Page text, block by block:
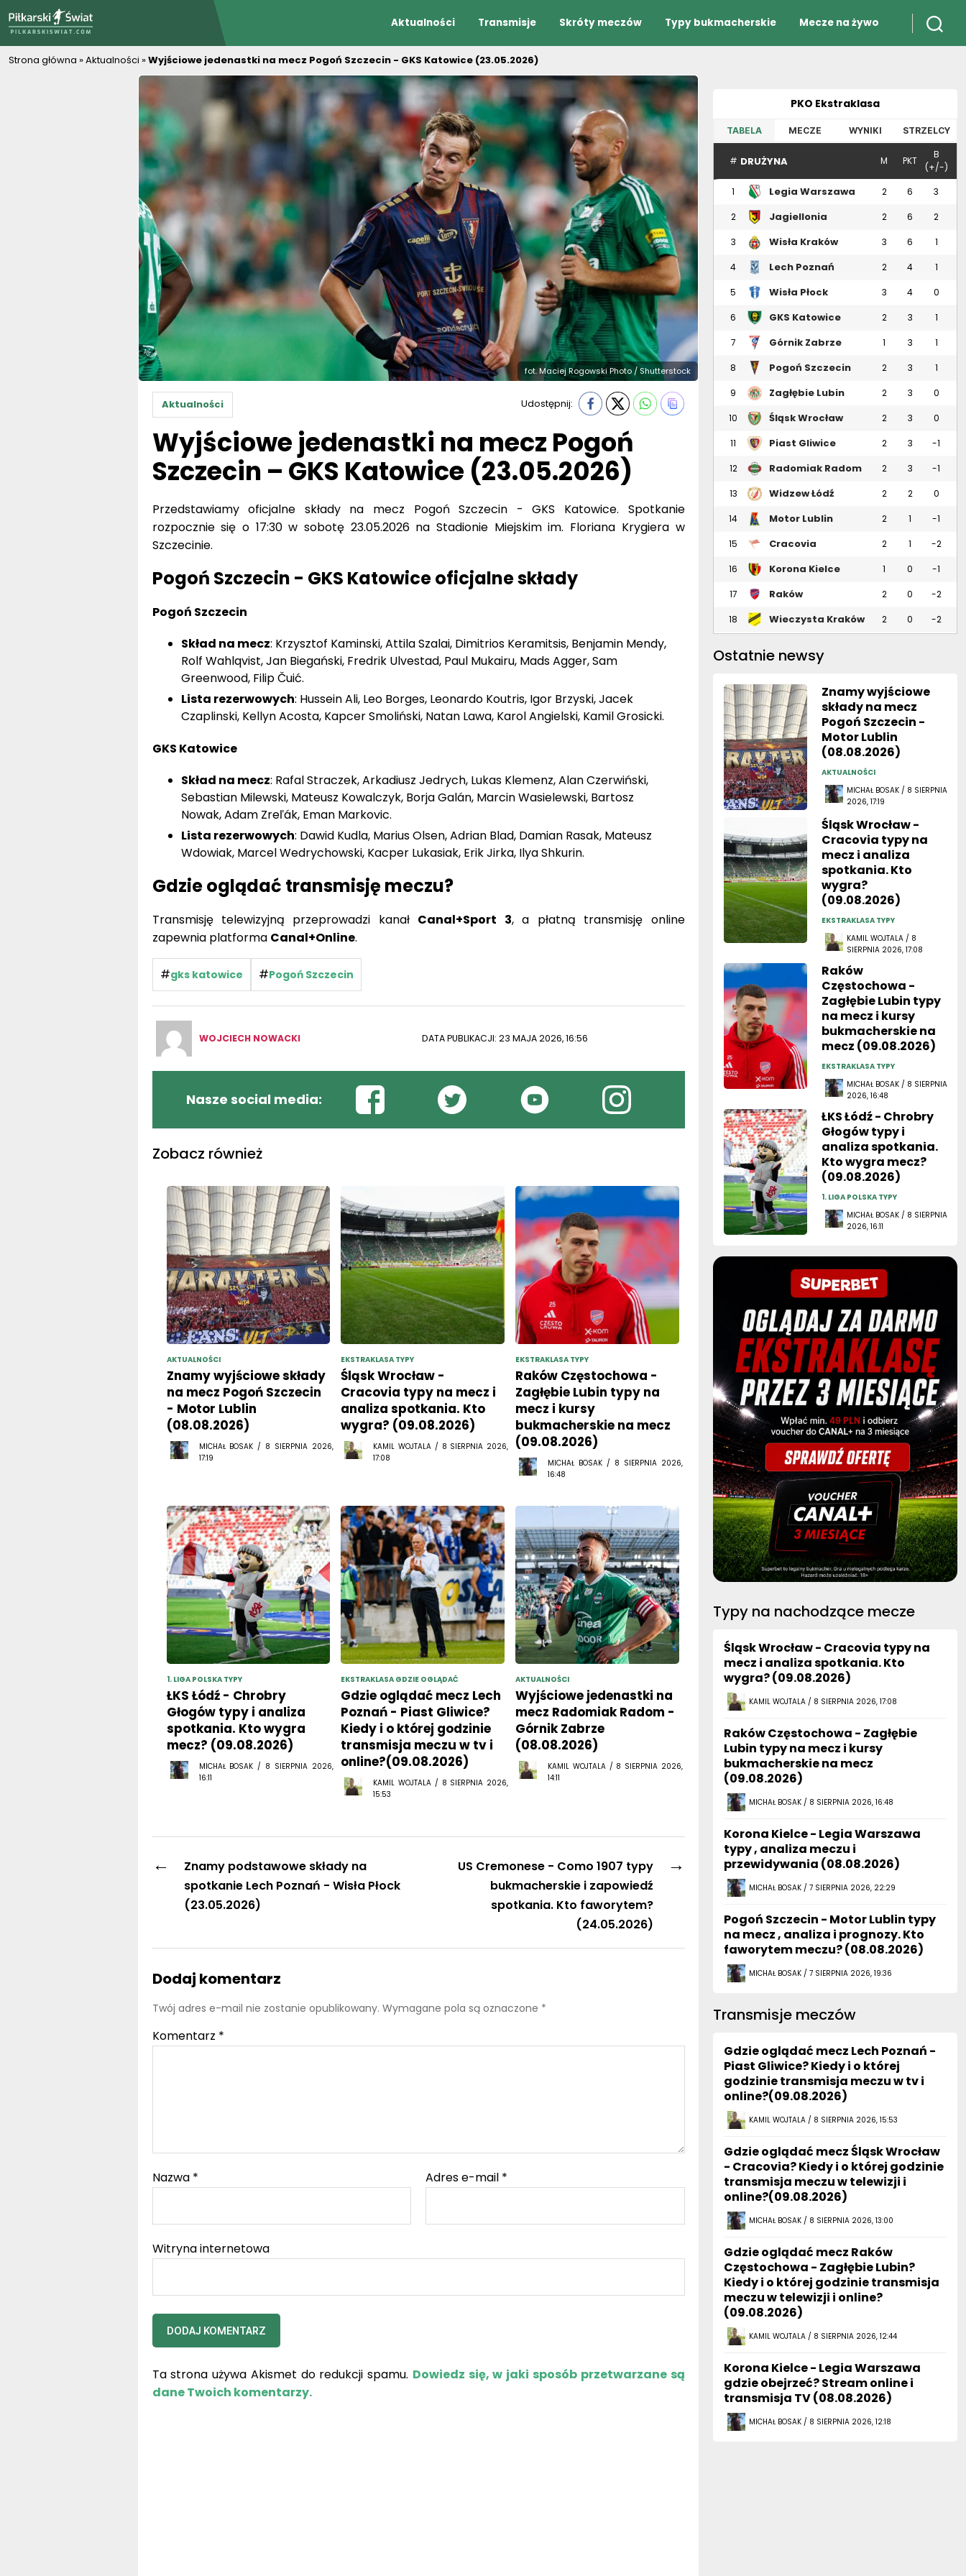
Aktualności Transmisje Skróty meczów Typy bukmacherskie Mecze na żywo
Strona główna »Aktualności »Wyjściowe jedenastki na mecz Pogoń Szczecin - GKS Katowice (23.05.2026)
fot. Maciej Rogowski Photo / Shutterstock
Aktualności Udostępnij:
Wyjściowe jedenastki na mecz Pogoń
Szczecin – GKS Katowice (23.05.2026)
Przedstawiamy oficjalne składy na mecz Pogoń Szczecin - GKS Katowice. Spotkanie
rozpocznie się o 17:30 w sobotę 23.05.2026 na Stadionie Miejskim im. Floriana Krygiera w
Szczecinie.
Pogoń Szczecin - GKS Katowice oficjalne składy
Pogoń Szczecin
Skład na mecz: Krzysztof Kaminski, Attila Szalai, Dimitrios Keramitsis, Benjamin Mendy,
Rolf Wahlqvist, Jan Biegański, Fredrik Ulvestad, Paul Mukairu, Mads Agger, Sam
Greenwood, Filip Čuić.
Lista rezerwowych: Hussein Ali, Leo Borges, Leonardo Koutris, Igor Brzyski, Jacek
Czaplinski, Kellyn Acosta, Kapcer Smoliński, Natan Lawa, Karol Angielski, Kamil Grosicki.
GKS Katowice
Skład na mecz: Rafal Straczek, Arkadiusz Jedrych, Lukas Klemenz, Alan Czerwiński,
Sebastian Milewski, Mateusz Kowalczyk, Borja Galán, Marcin Wasielewski, Bartosz
Nowak, Adam Zreľák, Eman Markovic.
Lista rezerwowych: Dawid Kudla, Marius Olsen, Adrian Blad, Damian Rasak, Mateusz
Wdowiak, Marcel Wedrychowski, Kacper Lukasiak, Erik Jirka, Ilya Shkurin.
Gdzie oglądać transmisję meczu?
Transmisję telewizyjną przeprowadzi kanał Canal+Sport 3, a płatną transmisję online
zapewnia platforma Canal+Online.
#gks katowice #Pogoń Szczecin
WOJCIECH NOWACKI DATA PUBLIKACJI: 23 MAJA 2026, 16:56
Nasze social media:
Zobacz również
AKTUALNOŚCI
Znamy wyjściowe składy
na mecz Pogoń Szczecin
- Motor Lublin
(08.08.2026)
MICHAŁ BOSAK / 8 SIERPNIA 2026,
17:19
EKSTRAKLASA TYPY
Śląsk Wrocław -
Cracovia typy na mecz i
analiza spotkania. Kto
wygra? (09.08.2026)
KAMIL WOJTALA / 8 SIERPNIA 2026,
17:08
EKSTRAKLASA TYPY
Raków Częstochowa -
Zagłębie Lubin typy na
mecz i kursy
bukmacherskie na mecz
(09.08.2026)
MICHAŁ BOSAK / 8 SIERPNIA 2026,
16:48
1. LIGA POLSKA TYPY
ŁKS Łódź - Chrobry
Głogów typy i analiza
spotkania. Kto wygra
mecz? (09.08.2026)
MICHAŁ BOSAK / 8 SIERPNIA 2026,
16:11
EKSTRAKLASA GDZIE OGLĄDAĆ
Gdzie oglądać mecz Lech
Poznań - Piast Gliwice?
Kiedy i o której godzinie
transmisja meczu w tv i
online?(09.08.2026)
KAMIL WOJTALA / 8 SIERPNIA 2026,
15:53
AKTUALNOŚCI
Wyjściowe jedenastki na
mecz Radomiak Radom -
Górnik Zabrze
(08.08.2026)
KAMIL WOJTALA / 8 SIERPNIA 2026,
14:11
←
Znamy podstawowe składy na
spotkanie Lech Poznań - Wisła Płock
(23.05.2026)
→
US Cremonese - Como 1907 typy
bukmacherskie i zapowiedź
spotkania. Kto faworytem?
(24.05.2026)
Dodaj komentarz
Twój adres e-mail nie zostanie opublikowany. Wymagane pola są oznaczone *
Komentarz *
Nazwa * Adres e-mail *
Witryna internetowa
Ta strona używa Akismet do redukcji spamu. Dowiedz się, w jaki sposób przetwarzane są
dane Twoich komentarzy.
PKO Ekstraklasa
TABELA MECZE WYNIKI STRZELCY
# DRUŻYNA M PKT
B
(+/-)
1
Legia Warszawa 2 6 3
2
Jagiellonia
2 6 2
3 Wisła Kraków 3 6 1
4 Lech Poznań 2 4 1
5 Wisła Płock 3 4 0
6 GKS Katowice 2 3 1
7 Górnik Zabrze 1 3 1
8 Pogoń Szczecin 2 3 1
9 Zagłębie Lubin 2 3 0
10 Śląsk Wrocław 2 3 0
11 Piast Gliwice 2 3 -1
12 Radomiak Radom 2 3 -1
13 Widzew Łódź 2 2 0
14 Motor Lublin 2 1 -1
15 Cracovia 2 1 -2
16 Korona Kielce 1 0 -1
17
Raków
2 0 -2
18 Wieczysta Kraków 2 0 -2
Ostatnie newsy
Znamy wyjściowe
składy na mecz
Pogoń Szczecin -
Motor Lublin
(08.08.2026)
AKTUALNOŚCI
MICHAŁ BOSAK / 8 SIERPNIA
2026, 17:19
Śląsk Wrocław -
Cracovia typy na
mecz i analiza
spotkania. Kto
wygra?
(09.08.2026)
EKSTRAKLASA TYPY
KAMIL WOJTALA / 8
SIERPNIA 2026, 17:08
Raków
Częstochowa -
Zagłębie Lubin typy
na mecz i kursy
bukmacherskie na
mecz (09.08.2026)
EKSTRAKLASA TYPY
MICHAŁ BOSAK / 8 SIERPNIA
2026, 16:48
ŁKS Łódź - Chrobry
Głogów typy i
analiza spotkania.
Kto wygra mecz?
(09.08.2026)
1. LIGA POLSKA TYPY
MICHAŁ BOSAK / 8 SIERPNIA
2026, 16:11
Typy na nachodzące mecze
Śląsk Wrocław - Cracovia typy na
mecz i analiza spotkania. Kto
wygra? (09.08.2026)
KAMIL WOJTALA / 8 SIERPNIA 2026, 17:08
Raków Częstochowa - Zagłębie
Lubin typy na mecz i kursy
bukmacherskie na mecz
(09.08.2026)
MICHAŁ BOSAK / 8 SIERPNIA 2026, 16:48
Korona Kielce - Legia Warszawa
typy , analiza meczu i
przewidywania (08.08.2026)
MICHAŁ BOSAK / 7 SIERPNIA 2026, 22:29
Pogoń Szczecin - Motor Lublin typy
na mecz , analiza i prognozy. Kto
faworytem meczu? (08.08.2026)
MICHAŁ BOSAK / 7 SIERPNIA 2026, 19:36
Transmisje meczów
Gdzie oglądać mecz Lech Poznań -
Piast Gliwice? Kiedy i o której
godzinie transmisja meczu w tv i
online?(09.08.2026)
KAMIL WOJTALA / 8 SIERPNIA 2026, 15:53
Gdzie oglądać mecz Śląsk Wrocław
- Cracovia? Kiedy i o której godzinie
transmisja meczu w telewizji i
online?(09.08.2026)
MICHAŁ BOSAK / 8 SIERPNIA 2026, 13:00
Gdzie oglądać mecz Raków
Częstochowa - Zagłębie Lubin?
Kiedy i o której godzinie transmisja
meczu w telewizji i online?
(09.08.2026)
KAMIL WOJTALA / 8 SIERPNIA 2026, 12:44
Korona Kielce - Legia Warszawa
gdzie obejrzeć? Stream online i
transmisja TV (08.08.2026)
MICHAŁ BOSAK / 8 SIERPNIA 2026, 12:18